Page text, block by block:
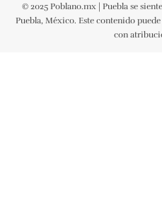
© 2025 Poblano.mx | Puebla se
Puebla, México. Este contenido
con